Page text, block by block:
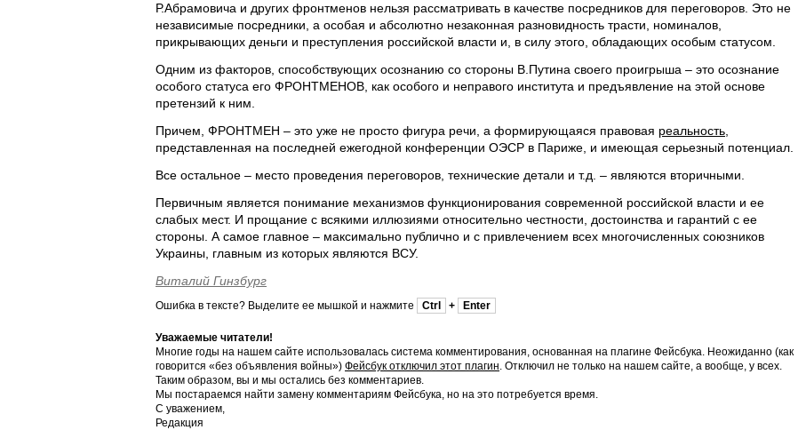
Р.Абрамовича и других фронтменов нельзя рассматривать в качестве посредников для переговоров. Это не
независимые посредники, а особая и абсолютно незаконная разновидность трасти, номиналов,
прикрывающих деньги и преступления российской власти и, в силу этого, обладающих особым статусом.
Одним из факторов, способствующих осознанию со стороны В.Путина своего проигрыша – это осознание
особого статуса его ФРОНТМЕНОВ, как особого и неправого института и предъявление на этой основе
претензий к ним.
Причем, ФРОНТМЕН – это уже не просто фигура речи, а формирующаяся правовая реальность
представленная на последней ежегодной конференции ОЭСР в Париже, и имеющая серьезный потенциал.
Все остальное – место проведения переговоров, технические детали и т.д. – являются вторичными.
Первичным является понимание механизмов функционирования современной российской власти и ее
слабых мест. И прощание с всякими иллюзиями относительно честности, достоинства и гарантий с ее
стороны. А самое главное – максимально публично и с привлечением всех многочисленных союзников
Украины, главным из которых являются ВСУ.
Виталий Гинзбург
Ошибка в тексте? Выделите ее мышкой и нажмите Ctrl + Enter
Уважаемые читатели!
Многие годы на нашем сайте использовалась система комментирования, основанная на плагине Фейсбука. Неожиданно (как
говорится «без объявления войны») Фейсбук отключил этот плагин. Отключил не только на нашем сайте, а вообще, у всех.
Таким образом, вы и мы остались без комментариев.
Мы постараемся найти замену комментариям Фейсбука, но на это потребуется время.
С уважением,
Редакция